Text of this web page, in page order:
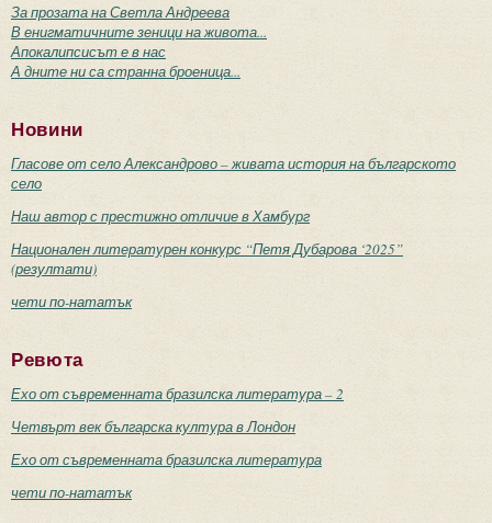
За прозата на Светла Андреева
В енигматичните зеници на живота...
Апокалипсисът е в нас
А дните ни са странна броеница...
Новини
Гласове от село Александрово – живата история на българското
село
Наш автор с престижно отличие в Хамбург
Национален литературен конкурс “Петя Дубарова ‘2025”
(резултати)
чети по-нататък
Ревюта
Ехо от съвременната бразилска литература – 2
Четвърт век българска култура в Лондон
Ехо от съвременната бразилска литература
чети по-нататък